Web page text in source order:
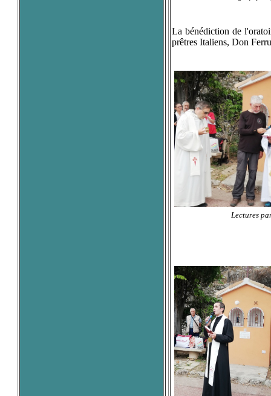
La bénédiction de
prêtres Italiens, Don
Lectures